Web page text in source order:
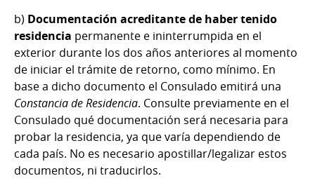
b) Documentación acreditante de haber tenido
residencia permanente e ininterrumpida en el
exterior durante los dos años anteriores al momento
de iniciar el trámite de retorno, como mínimo. En
base a dicho documento el Consulado emitirá una
Constancia de Residencia. Consulte previamente en el
Consulado qué documentación será necesaria para
probar la residencia, ya que varía dependiendo de
cada país. No es necesario apostillar/legalizar estos
documentos, ni traducirlos.